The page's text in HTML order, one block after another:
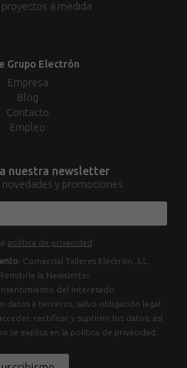
proyectos a medida
Grupo Electrón
Empresa
Blog
Contacto
Empleo
nuestra newsletter
novedades y promociones
política de privacidad
: Comercial Talleres Electrón, S.L.
la Newsletter.
del interesado.
datos a terceros, salvo obligación legal.
rectificar y suprimir los datos, así
se explica en la política de privacidad.